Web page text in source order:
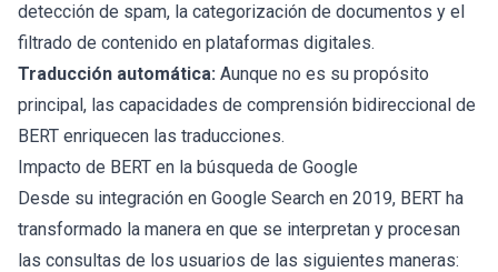
detección de spam, la categorización de documentos y el
filtrado de contenido en plataformas digitales.
Traducción automática: Aunque no es su propósito
principal, las capacidades de comprensión bidireccional de
BERT enriquecen las traducciones.
Impacto de BERT en la búsqueda de Google
Desde su integración en Google Search en 2019, BERT ha
transformado la manera en que se interpretan y procesan
las consultas de los usuarios de las siguientes maneras: